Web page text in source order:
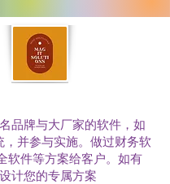
品牌与大厂家的软件，如
，并参与实施。做过财务软
软件等方案给客户。如有
计您的专属方案